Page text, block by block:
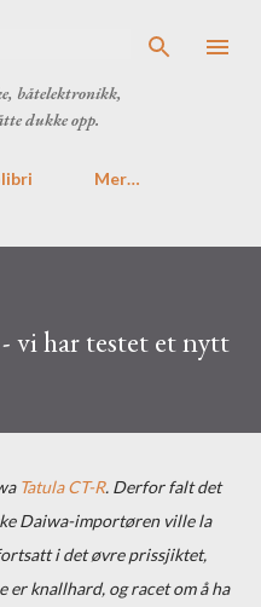
båtelektronikk,
dukke opp.
Mer…
vi har testet et nytt
Tatula CT-R. Derfor falt det
Daiwa-importøren ville la
i det øvre prissjiktet,
er knallhard, og racet om å ha